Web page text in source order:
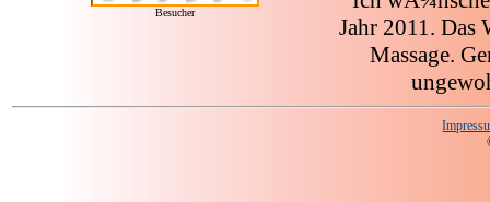
Besucher
Jahr 2011. Das
Massage.